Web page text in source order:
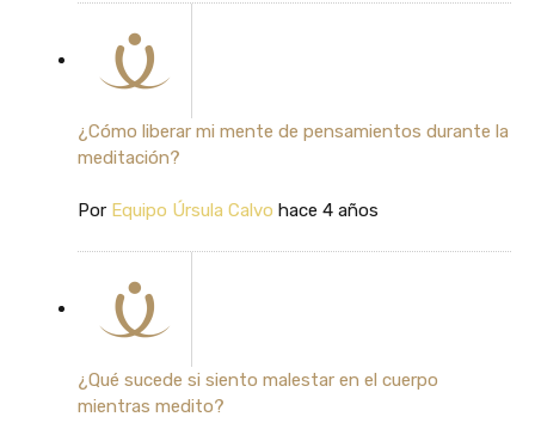
¿Cómo liberar mi mente de pensamientos durante la
meditación?
Por Equipo Úrsula Calvo hace 4 años
¿Qué sucede si siento malestar en el cuerpo
mientras medito?